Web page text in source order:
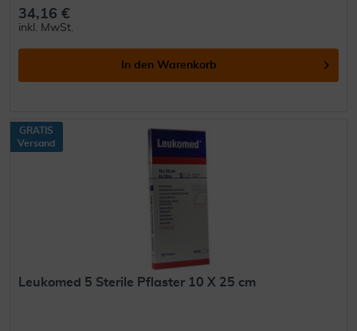
34,16 €
inkl. MwSt.
In den Warenkorb
GRATIS
Versand
Leukomed 5 Sterile Pflaster 10 X 25 cm